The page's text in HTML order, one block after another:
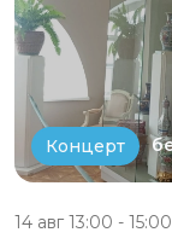
Концерт
14 авг 13:00 - 15:00